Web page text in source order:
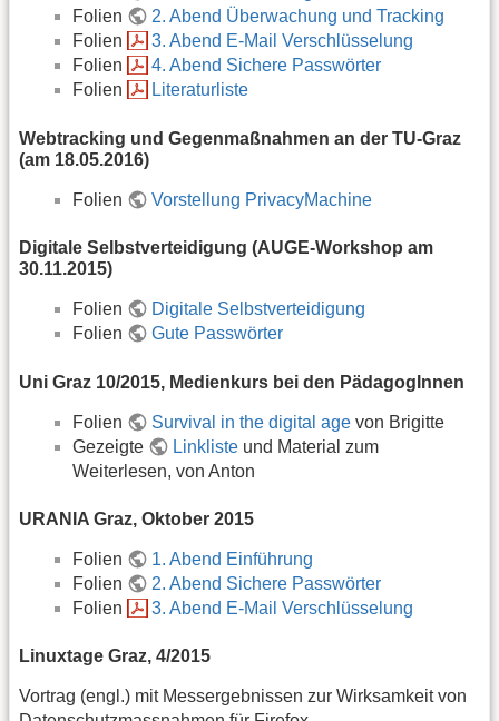
Folien
2. Abend Überwachung und Tracking
Folien
3. Abend E-Mail Verschlüsselung
Folien
4. Abend Sichere Passwörter
Folien
Literaturliste
Webtracking und Gegenmaßnahmen an der TU-Graz
(am 18.05.2016)
Folien Vorstellung PrivacyMachine
Digitale Selbstverteidigung (AUGE-Workshop am
30.11.2015)
Folien
Digitale Selbstverteidigung
Folien
Gute Passwörter
Uni Graz 10/2015, Medienkurs bei den PädagogInnen
Folien Survival in the digital age von Brigitte
Gezeigte
Linkliste und Material zum
Weiterlesen, von Anton
URANIA Graz, Oktober 2015
Folien
1. Abend Einführung
Folien
2. Abend Sichere Passwörter
Folien
3. Abend E-Mail Verschlüsselung
Linuxtage Graz, 4/2015
Vortrag (engl.) mit Messergebnissen zur Wirksamkeit von